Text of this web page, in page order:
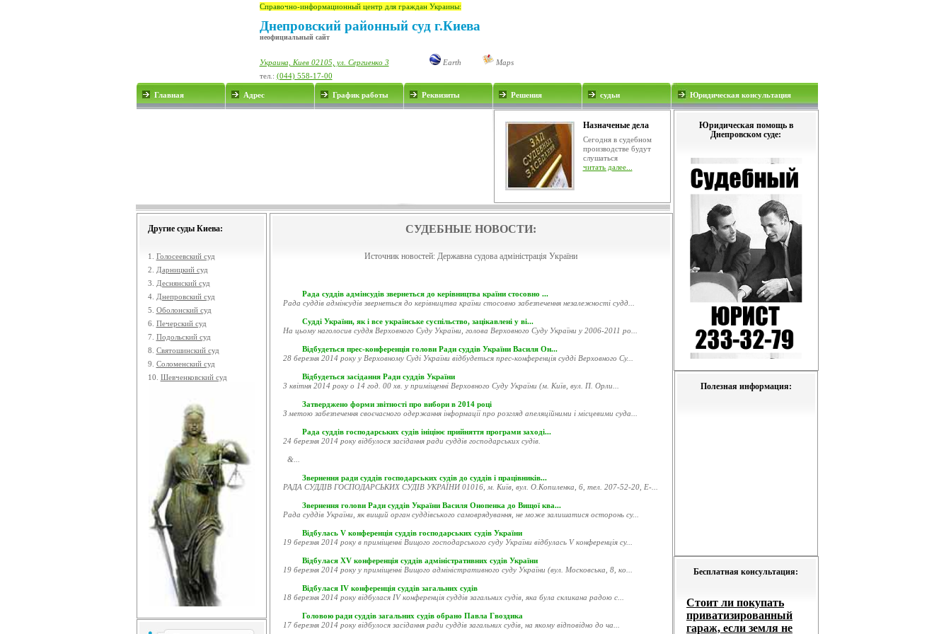
Справочно-информационный центр для граждан Украины:
Днепровский районный суд г.Киева
неофициальный сайт
Украина, Киев 02105, ул. Сергиенко 3 Earth
Maps
тел.: (044) 558-17-00
Главная Адрес График работы Реквизиты Решения судьи Юридическая консультация
Назначеные дела
Сегодня в судебном
производстве будут
слушаться
читать далее...
Юридическая помощь в
Днепровском суде:
Полезная информация:
Бесплатная консультация:
Другие суды Киева:
1. Голосеевский суд
2.
Дарницкий суд
3.
Деснянский суд
4. Днепровский суд
5. Оболонский суд
6. Печерский суд
7. Подольский суд
8. Святошинский суд
9. Соломенский суд
10. Шевченковский суд
СУДЕБНЫЕ НОВОСТИ:
Источник новостей: Державна судова адміністрація України
Рада суддів адмінсудів звернеться до керівництва країни стосовно ...
Рада суддів адмінсудів звернеться до керівництва країни стосовно забезпечення незалежності судд...
Судді України, як і все українське суспільство, зацікавлені у ві...
На цьому наголосив суддя Верховного Суду України, голова Верховного Суду України у 2006-2011 ро...
Відбудеться прес-конференція голови Ради суддів України Василя Он...
28 березня 2014 року у Верховному Суді України відбудеться прес-конференція судді Верховного Су...
Відбудеться засідання Ради суддів України
3 квітня 2014 року о 14 год. 00 хв. у приміщенні Верховного Суду України (м. Київ, вул. П. Орли...
Затверджено форми звітності про вибори в 2014 році
З метою забезпечення своєчасного одержання інформації про розгляд апеляційними і місцевими суда...
Рада суддів господарських судів ініціює прийняття програми заході...
24 березня 2014 року відбулося засідання ради суддів господарських судів.
&...
Звернення ради суддів господарських судів до суддів і працівників...
РАДА СУДДІВ ГОСПОДАРСЬКИХ СУДІВ УКРАЇНИ 01016, м. Київ, вул. О.Копиленка, 6, тел. 207-52-20, E-...
Звернення голови Ради суддів України Василя Онопенка до Вищої ква...
Рада суддів України, як вищий орган суддівського самоврядування, не може залишатися осторонь су...
Відбулась V конференція суддів господарських судів України
19 березня 2014 року в приміщенні Вищого господарського суду України відбулась V конференція су...
Відбулася XV конференція суддів адміністративних судів України
19 березня 2014 року у приміщенні Вищого адміністративного суду України (вул. Московська, 8, ко...
Відбулася ІV конференція суддів загальних судів
18 березня 2014 року відбулася ІV конференція суддів загальних судів, яка була скликана радою с...
Головою ради суддів загальних судів обрано Павла Гвоздика
17 березня 2014 року відбулося засідання ради суддів загальних судів, на якому відповідно до ча...